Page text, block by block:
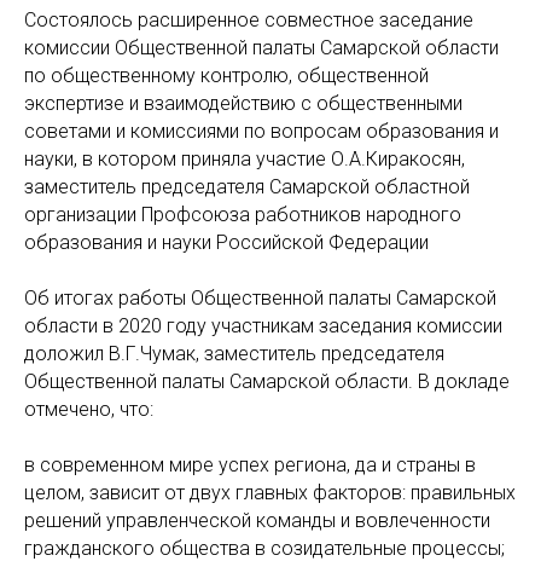
Состоялось расширенное совместное заседание
комиссии Общественной палаты Самарской области
по общественному контролю, общественной
экспертизе и взаимодействию с общественными
советами и комиссиями по вопросам образования и
науки, в котором приняла участие О.А.Киракосян,
заместитель председателя Самарской областной
организации Профсоюза работников народного
образования и науки Российской Федерации
Об итогах работы Общественной палаты Самарской
области в 2020 году участникам заседания комиссии
доложил В.Г.Чумак, заместитель председателя
Общественной палаты Самарской области. В докладе
отмечено, что:
в современном мире успех региона, да и страны в
целом, зависит от двух главных факторов: правильных
решений управленческой команды и вовлеченности
гражданского общества в созидательные процессы;